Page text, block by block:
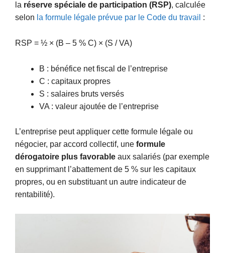
la réserve spéciale de participation (RSP), calculée
selon la formule légale prévue par le Code du travail :
RSP = ½ × (B – 5 % C) × (S / VA)
B : bénéfice net fiscal de l’entreprise
C : capitaux propres
S : salaires bruts versés
VA : valeur ajoutée de l’entreprise
L’entreprise peut appliquer cette formule légale ou
négocier, par accord collectif, une formule
dérogatoire plus favorable aux salariés (par exemple
en supprimant l’abattement de 5 % sur les capitaux
propres, ou en substituant un autre indicateur de
rentabilité).